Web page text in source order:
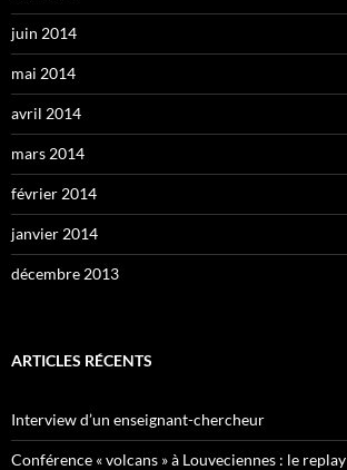
juin 2014
mai 2014
avril 2014
mars 2014
février 2014
janvier 2014
décembre 2013
ARTICLES RÉCENTS
Interview d’un enseignant-chercheur
Conférence « volcans » à Louveciennes : le replay